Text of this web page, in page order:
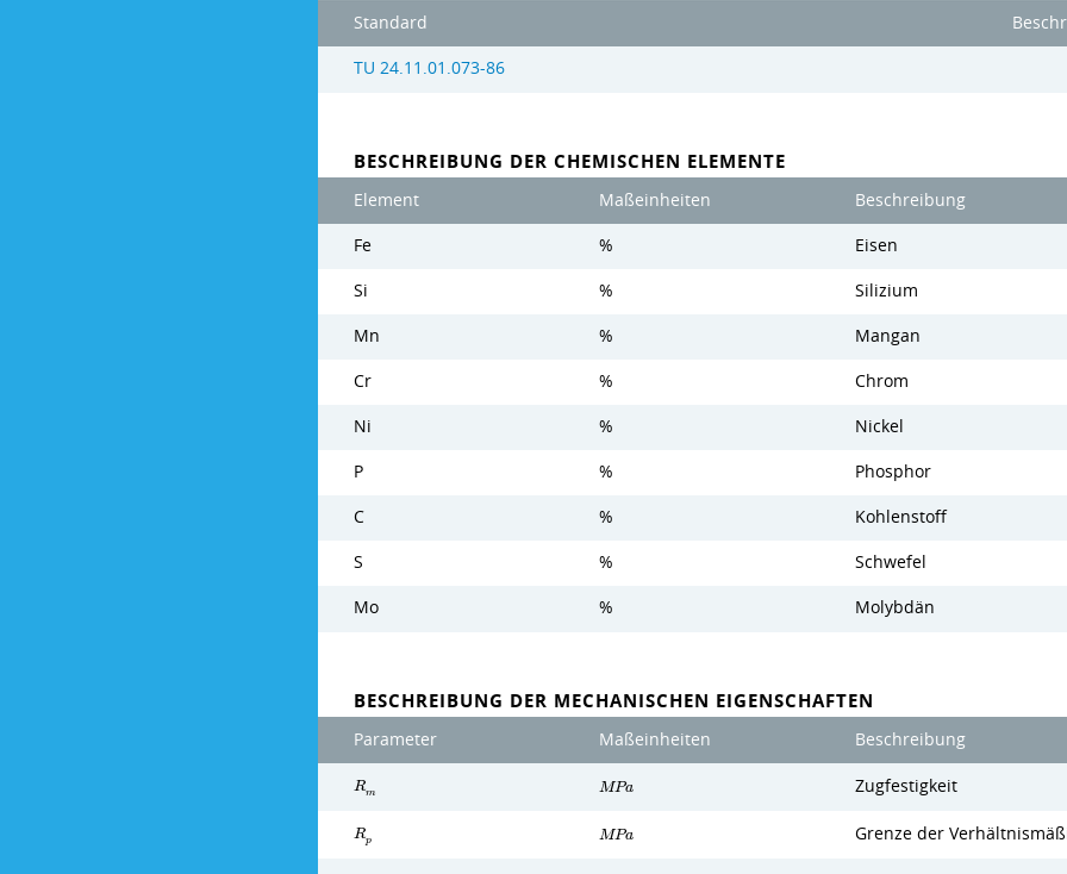
Standard
TU 24.11.01.073-86
BESCHREIBUNG DER CHEMISCHEN ELEMENTE
Element Maßeinheiten Beschreibung
Fe % Eisen
Si % Silizium
Mn % Mangan
Cr % Chrom
Ni % Nickel
P % Phosphor
C % Kohlenstoff
S % Schwefel
Mo % Molybdän
BESCHREIBUNG DER MECHANISCHEN EIGENSCHAFTEN
Parameter Maßeinheiten Beschreibung
Rm MPa Zugfestigkeit
Rp MPa Grenze der